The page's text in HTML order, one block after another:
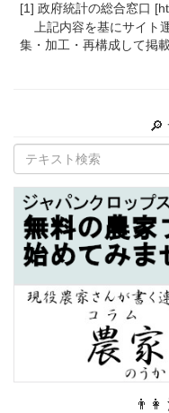
[1] 政府統計の総合窓口
上記内容を基にサイト
集・加工・再構成して掲
🔎
👨👩